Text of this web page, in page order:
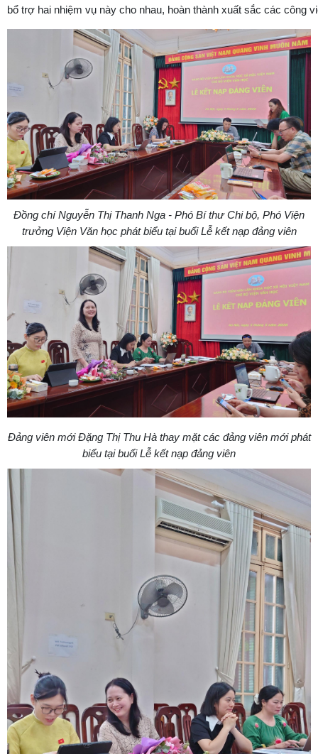
bổ trợ hai nhiệm vụ này cho nhau, hoàn thành xuất sắc các công
Đồng chí Nguyễn Thị Thanh Nga - Phó Bí thư Chi bộ, Phó Viện
trưởng Viện Văn học phát biểu tại buổi Lễ kết nạp đảng viên
Đảng viên mới Đặng Thị Thu Hà thay mặt các đảng viên mới phát
biểu tại buổi Lễ kết nạp đảng viên